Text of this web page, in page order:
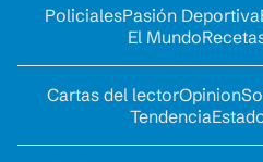
PolicialesPasión Deportiva
El Mundo
Cartas del lectorOpinion
Tendencia